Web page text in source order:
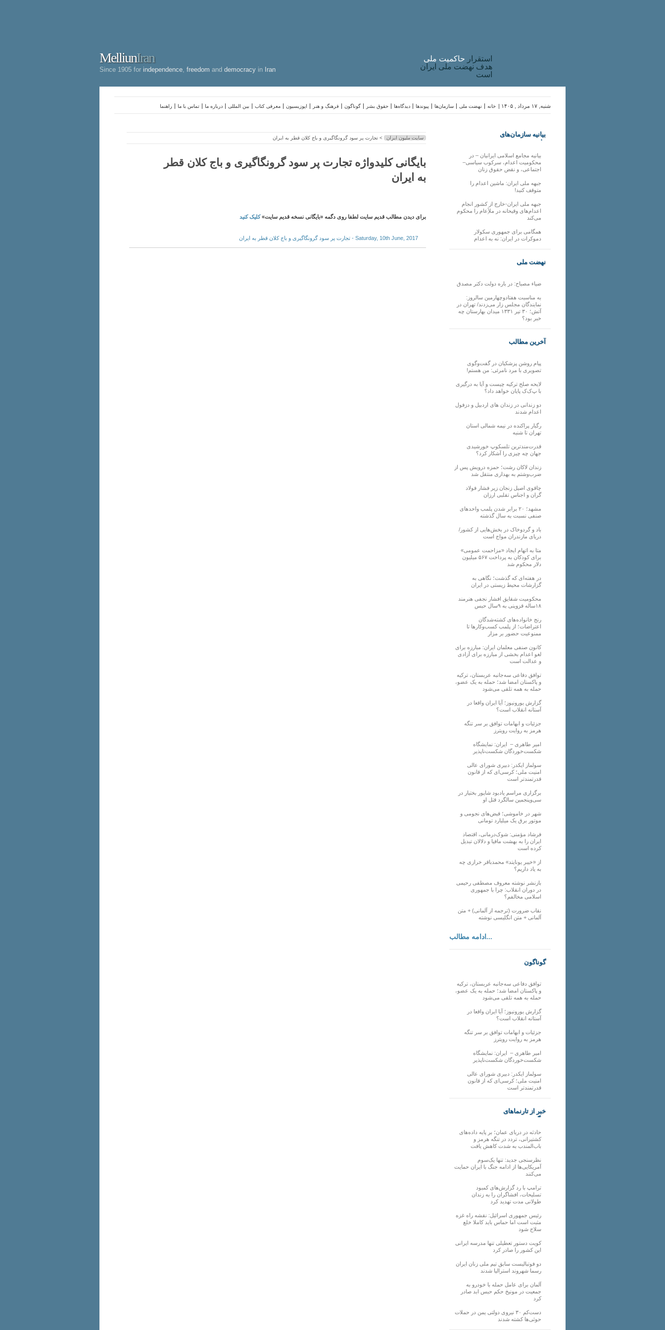
MelliunIran
Since 1905 for independence freedom and democracy in Iran
استقرار حاکميت ملی
هدف نهضت ملی ایران
است
راهنما تماس با ما درباره ما بین المللی معرفی کتاب اپوزیسیون فرهنگ و هنر گوناگون حقوق بشر دیدگاه‌ها پیوندها سازمان‌ها نهضت ملی خانه شنبه, ۱۷ مرداد , ۱۴۰۵ |
سایت ملیون ایران > تجارت پر سود گرونگاگیری و باج کلان قطر به ایران
بایگانی کلیدواژه تجارت پر سود گرونگاگیری و باج کلان قطر
به ایران
برای دیدن مطالب قدیم سایت لطفا روی دگمه «بایگانی نسخه قدیم سایت»کلیک کنید
Saturday, 10th June, 2017 - تجارت پر سود گرونگاگیری و باج کلان قطر به ایران
بیانیه سازمان‌های
ملی
بیانیه مجامع اسلامی ایرانیان – در
محکومیت اعدام، سرکوب سیاسی–
اجتماعی، و نقض حقوق زنان
جبهه ملی ایران: ماشین اعدام را
متوقف کنید!
جبهه ملی ایران-خارج از کشور انجام
اعدام‌های وقیحانه در ملأِعام را محکوم
می‌کند
همگامی برای جمهوری سکولار
دموکرات در ایران: نه به اعدام
نهضت ملی
ضیاء مصباح: در باره دولت دکتر مصدق
به مناسبت هفتادوچهارمین سالروز:
نمایندگان مجلس زار می‌زدند/ تهران در
آتش؛ ۳۰ تیر ۱۳۳۱ میدان بهارستان چه
خبر بود؟
آخرین مطالب
پیام روشن پزشکیان در گفت‌و‌گوی
تصویری با مرد نامرئی: من هستم!
لایحه صلح ترکیه چیست و آیا به درگیری
با پ‌ک‌ک پایان خواهد داد؟
دو زندانی در زندان های اردبیل و دزفول
اعدام شدند
رگبار پراکنده در نیمه شمالی استان
تهران تا شنبه
قدرت‌مندترین تلسکوپ خورشیدی
جهان چه چیزی را آشکار کرد؟
زندان لاکان رشت؛ حمزه درویش پس از
ضرب‌وشتم به بهداری منتقل شد
چاقوی اصیل زنجان زیر فشار فولاد
گران و اجناس تقلبی ارزان
مشهد؛ ۲۰ برابر شدن پلمب واحدهای
صنفی نسبت به سال گذشته
باد و گردوخاک در بخش‌هایی از کشور/
دریای مازندران مواج است
متا به اتهام ایجاد «مزاحمت عمومی»
برای کودکان به پرداخت ۵۶۷ میلیون
دلار محکوم شد
در هفته‌ای که گذشت؛ نگاهی به
گزارشات محیط زیستی در ایران
محکومیت شقایق افشار نجفی هنرمند
۱۸ساله قزوینی به ۹سال حبس
رنج خانواده‌های کشته‌شدگان
اعتراضات؛ از پلمب کسب‌وکارها تا
ممنوعیت حضور بر مزار
کانون صنفی معلمان ایران: مبارزه برای
لغو اعدام بخشی از مبارزه برای آزادی
و عدالت است
توافق دفاعی سه‌جانبه عربستان، ترکیه
و پاکستان امضا شد؛ حمله به یک عضو،
حمله به همه تلقی می‌شود
گزارش یورونیوز؛ آیا ایران واقعا در
آستانه انقلاب است؟
جزئیات و ابهامات توافق بر سر تنگه
هرمز به روایت رویترز
امیر طاهری – ایران: نمایشگاه
شکست‌خوردگان شکست‌ناپذیر
سولماز ایکدر: دبیری شورای عالی
امنیت ملی؛ کرسی‌ای که از قانون
قدرتمندتر است
برگزاری مراسم یادبود شاپور بختیار در
سی‌وپنجمین سالگرد قتل او
شهر در خاموشی؛ قبض‌های نجومی و
موتور برق یک میلیارد تومانی
فرشاد مؤمنی: شوک‌درمانی، اقتصاد
ایران را به بهشت مافیا و دلالان تبدیل
کرده است
از «خیبر یونایتد» محمدباقر خرازی چه
به یاد داریم؟
بازنشر نوشته معروف مصطفی رحیمی
در دوران انقلاب: چرا با جمهوری
اسلامی مخالفم؟
نقاب ضرورت (ترجمه از آلمانی) + متن
آلمانی + متن انگلیسی نوشته
ادامه مطالب...
گوناگون
توافق دفاعی سه‌جانبه عربستان، ترکیه
و پاکستان امضا شد؛ حمله به یک عضو،
حمله به همه تلقی می‌شود
گزارش یورونیوز؛ آیا ایران واقعا در
آستانه انقلاب است؟
جزئیات و ابهامات توافق بر سر تنگه
هرمز به روایت رویترز
امیر طاهری – ایران: نمایشگاه
شکست‌خوردگان شکست‌ناپذیر
سولماز ایکدر: دبیری شورای عالی
امنیت ملی؛ کرسی‌ای که از قانون
قدرتمندتر است
خبر از تارنماهای
دیگر
حادثه در دریای عمان؛ بر پایه داده‌های
کشتیرانی، تردد در تنگه هرمز و
باب‌المندب به شدت کاهش یافت
نظرسنجی جدید: تنها یک‌سوم
آمریکایی‌ها از ادامه جنگ با ایران حمایت
می‌کنند
ترامپ با رد گزارش‌های کمبود
تسلیحات، افشاگران را به زندان
طولانی مدت تهدید کرد
رئیس‌ جمهوری اسرائیل: نقشه راه غزه
مثبت است اما حماس باید کاملا خلع
سلاح شود
کویت دستور تعطیلی تنها مدرسه ایرانی
این کشور را صادر کرد
دو فوتبالیست سابق تیم ملی زنان ایران
رسما شهروند استرالیا شدند
آلمان برای عامل حمله با خودرو به
جمعیت در مونیخ حکم حبس ابد صادر
کرد
دست‌کم ۳۰ نیروی دولتی یمن در حملات
حوثی‌ها کشته شدند